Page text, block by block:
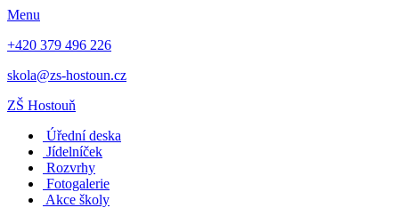
Menu
+420 379 496 226
skola@zs-hostoun.cz
ZŠ Hostouň
Úřední deska
Jídelníček
Rozvrhy
Fotogalerie
Akce školy